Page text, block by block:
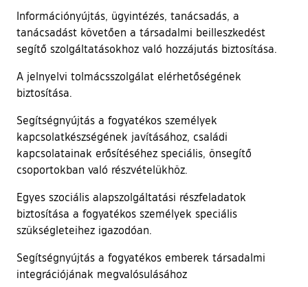
Információnyújtás, ügyintézés, tanácsadás, a
tanácsadást követően a társadalmi beilleszkedést
segítő szolgáltatásokhoz való hozzájutás biztosítása.
A jelnyelvi tolmácsszolgálat elérhetőségének
biztosítása.
Segítségnyújtás a fogyatékos személyek
kapcsolatkészségének javításához, családi
kapcsolatainak erősítéséhez speciális, önsegítő
csoportokban való részvételükhöz.
Egyes szociális alapszolgáltatási részfeladatok
biztosítása a fogyatékos személyek speciális
szükségleteihez igazodóan.
Segítségnyújtás a fogyatékos emberek társadalmi
integrációjának megvalósulásához